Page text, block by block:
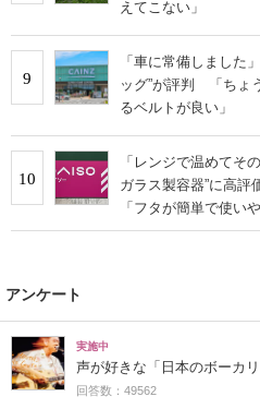
えてこない」
9
「車に常備しました
ッグ”が評判 「ちょ
るベルトが良い」
10
「レンジで温めてそ
ガラス製容器”に高
「フタが簡単で使い
アンケート
実施中
声が好きな「日本のボーカ
回答数：49562